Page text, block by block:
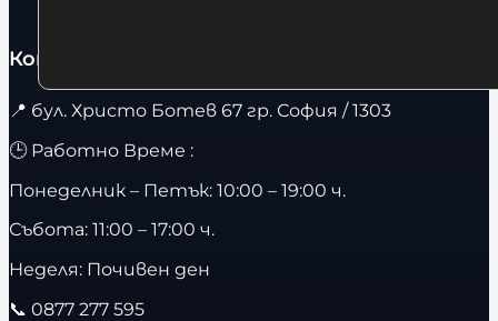
Контакти
📍 бул. Христо Ботев 67 гр. София / 1303
🕒 Работно Време :
Понеделник – Петък: 10:00 – 19:00 ч.
Събота: 11:00 – 17:00 ч.
Неделя: Почивен ден
📞 0877 277 595